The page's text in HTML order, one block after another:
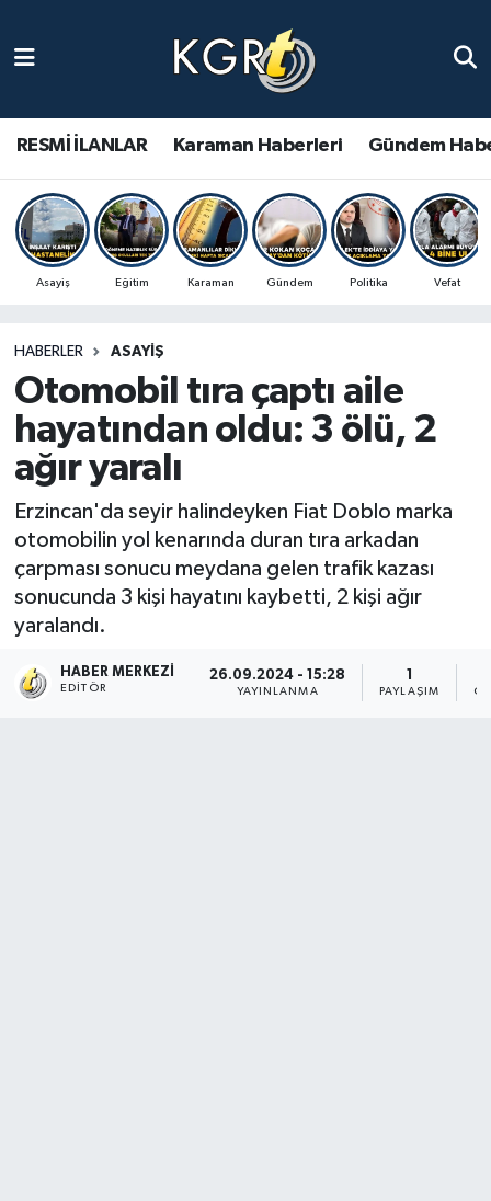
RESMİ İLANLAR Karaman Haberleri Gündem
Asayiş Eğitim Karaman Gündem Politika Vefat
HABERLER ASAYIŞ
Otomobil tıra çaptı aile
hayatından oldu: 3 ölü, 2
ağır yaralı
Erzincan'da seyir halindeyken Fiat Doblo marka
otomobilin yol kenarında duran tıra arkadan
çarpması sonucu meydana gelen trafik kazası
sonucunda 3 kişi hayatını kaybetti, 2 kişi ağır
yaralandı.
HABER MERKEZI
EDITÖR
26.09.2024 - 15:28
YAYINLANMA
1
PAYLAŞIM
Gündem Haberleri
Güncel Haberler
Spor Haberleri
Ulusal Haberler
Vefat Edenler